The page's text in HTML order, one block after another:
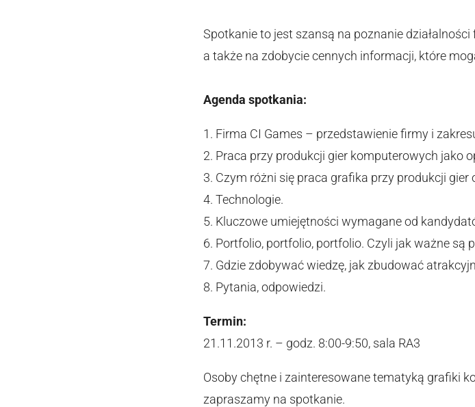
Spotkanie to jest szansą na poznanie
a także na zdobycie cennych informacji, które
Agenda spotkania:
1. Firma CI Games – przedstawienie firmy i
2. Praca przy produkcji gier komputerowych jako
3. Czym różni się praca grafika przy produkcji
4. Technologie.
5. Kluczowe umiejętności wymagane od
6. Portfolio, portfolio, portfolio. Czyli jak ważne są
7. Gdzie zdobywać wiedzę, jak zbudować
8. Pytania, odpowiedzi.
Termin:
21.11.2013 r. – godz. 8:00-9:50, sala RA3
Osoby chętne i zainteresowane tematyką grafiki
zapraszamy na spotkanie.